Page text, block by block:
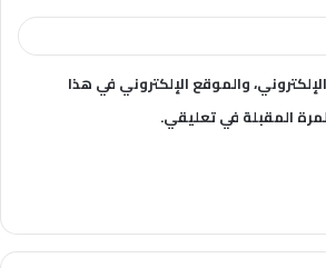
والموقع الإلكتروني في هذا
المقبلة في تعليقي.